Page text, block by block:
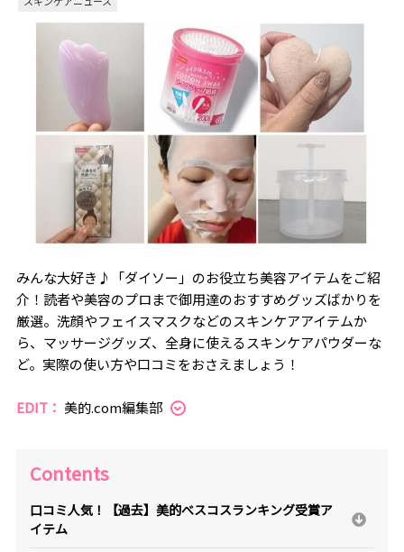
みんな大好き♪「ダイソー」のお役立ち美容アイテムをご紹
介！読者や美容のプロまで御用達のおすすめグッズばかりを
厳選。洗顔やフェイスマスクなどのスキンケアアイテムか
ら、マッサージグッズ、全身に使えるスキンケアパウダーな
ど。実際の使い方や口コミをおさえましょう！
EDIT： 美的.com編集部
Contents
口コミ人気！【過去】美的べスコスランキング受賞ア
イテム